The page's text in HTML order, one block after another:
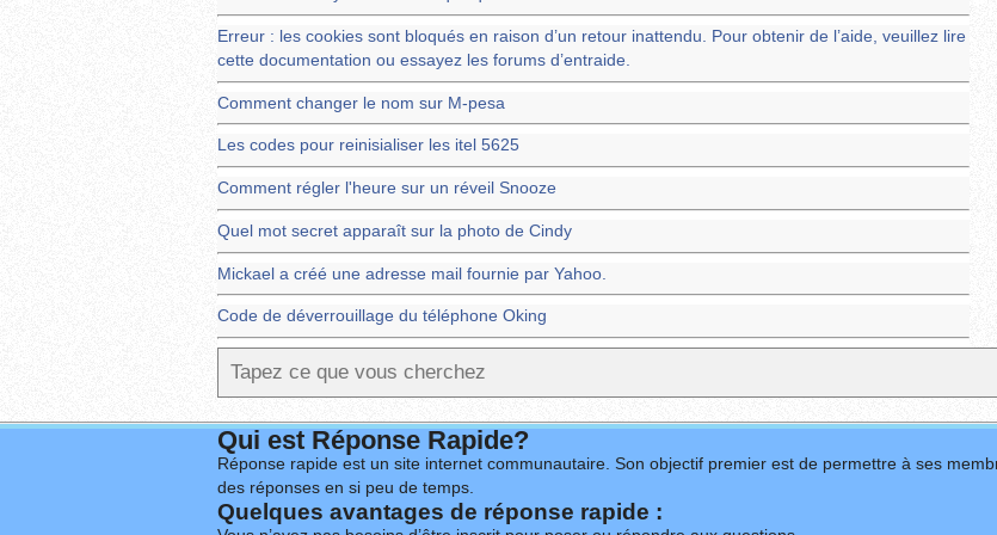
Erreur : les cookies sont bloqués en raison d’un retour inattendu. Pour obtenir de l’aide, veuillez lire
cette documentation ou essayez les forums d’entraide.
Comment changer le nom sur M-pesa
Les codes pour reinisialiser les itel 5625
Comment régler l'heure sur un réveil Snooze
Quel mot secret apparaît sur la photo de Cindy
Mickael a créé une adresse mail fournie par Yahoo.
Code de déverrouillage du téléphone Oking
Qui est Réponse Rapide?
Réponse rapide est un site internet communautaire. Son objectif premier est de permettre à ses
des réponses en si peu de temps.
Quelques avantages de réponse rapide :